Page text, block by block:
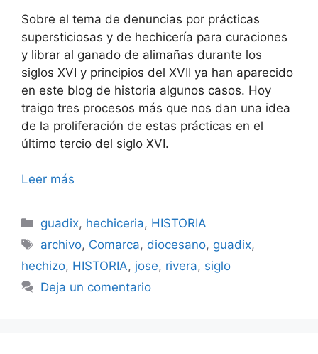
Sobre el tema de denuncias por prácticas
supersticiosas y de hechicería para curaciones
y librar al ganado de alimañas durante los
siglos XVI y principios del XVII ya han aparecido
en este blog de historia algunos casos. Hoy
traigo tres procesos más que nos dan una idea
de la proliferación de estas prácticas en el
último tercio del siglo XVI.
Leer más
Categorías
guadix, hechiceria, HISTORIA
Etiquetas
archivo, Comarca, diocesano, guadix,
hechizo, HISTORIA, jose, rivera, siglo
Deja un comentario